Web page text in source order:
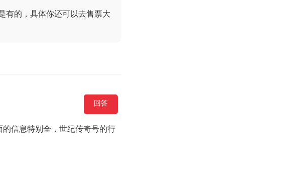
有的，具体你还可以去售票大
回答
信息特别全，世纪传奇号的行